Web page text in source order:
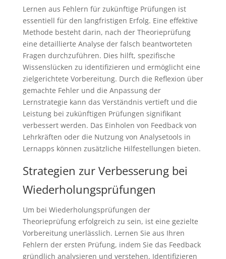
Lernen aus Fehlern für zukünftige Prüfungen ist
essentiell für den langfristigen Erfolg. Eine effektive
Methode besteht darin, nach der Theorieprüfung
eine detaillierte Analyse der falsch beantworteten
Fragen durchzuführen. Dies hilft, spezifische
Wissenslücken zu identifizieren und ermöglicht eine
zielgerichtete Vorbereitung. Durch die Reflexion über
gemachte Fehler und die Anpassung der
Lernstrategie kann das Verständnis vertieft und die
Leistung bei zukünftigen Prüfungen signifikant
verbessert werden. Das Einholen von Feedback von
Lehrkräften oder die Nutzung von Analysetools in
Lernapps können zusätzliche Hilfestellungen bieten.
Strategien zur Verbesserung bei
Wiederholungsprüfungen
Um bei Wiederholungsprüfungen der
Theorieprüfung erfolgreich zu sein, ist eine gezielte
Vorbereitung unerlässlich. Lernen Sie aus Ihren
Fehlern der ersten Prüfung, indem Sie das Feedback
gründlich analysieren und verstehen. Identifizieren